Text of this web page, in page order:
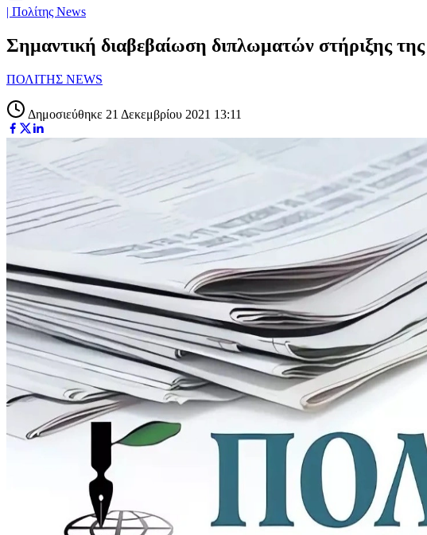
| Πολίτης News
Σημαντική διαβεβαίωση διπλωματών στήριξης
ΠΟΛΙΤΗΣ NEWS
Δημοσιεύθηκε 21 Δεκεμβρίου 2021 13:11